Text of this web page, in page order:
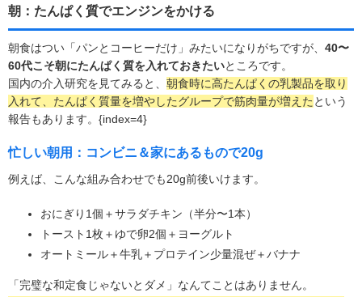
朝：たんぱく質でエンジンをかける
朝食はつい「パンとコーヒーだけ」みたいになりがちですが、 40〜
60代こそ朝にたんぱく質を入れておきたいところです。
国内の介入研究を見てみると、 朝食時に高たんぱくの乳製品を取り
入れて、たんぱく質量を増やしたグループで筋肉量が増えた という
報告もあります。{index=4}
忙しい朝用：コンビニ＆家にあるもので20g
例えば、こんな組み合わせでも20g前後いけます。
おにぎり1個＋サラダチキン（半分〜1本）
トースト1枚＋ゆで卵2個＋ヨーグルト
オートミール＋牛乳＋プロテイン少量混ぜ＋バナナ
「完璧な和定食じゃないとダメ」なんてことはありません。